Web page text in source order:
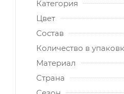
Категория
Цвет
Состав
Количество в
Материал
Страна